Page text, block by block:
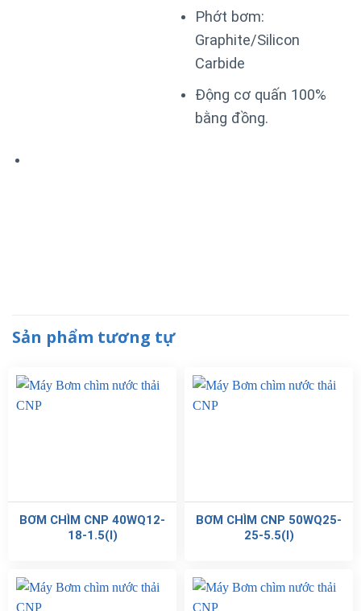
Phớt bơm:
Graphite/Silicon
Carbide
Động cơ quấn 100%
bằng đồng.
Sản phẩm tương tự
BƠM CHÌM CNP 40WQ12-
18-1.5(I)
BƠM CHÌM CNP 50WQ25-
25-5.5(I)